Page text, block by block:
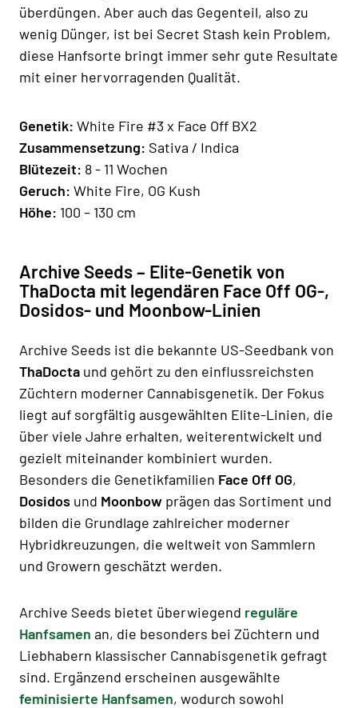
überdüngen. Aber auch das Gegenteil, also zu
wenig Dünger, ist bei Secret Stash kein Problem,
diese Hanfsorte bringt immer sehr gute Resultate
mit einer hervorragenden Qualität.
Genetik: White Fire #3 x Face Off BX2
Zusammensetzung: Sativa / Indica
Blütezeit: 8 - 11 Wochen
Geruch: White Fire, OG Kush
Höhe: 100 – 130 cm
Archive Seeds – Elite-Genetik von
ThaDocta mit legendären Face Off OG-,
Dosidos- und Moonbow-Linien
Archive Seeds ist die bekannte US-Seedbank von
ThaDocta und gehört zu den einflussreichsten
Züchtern moderner Cannabisgenetik. Der Fokus
liegt auf sorgfältig ausgewählten Elite-Linien, die
über viele Jahre erhalten, weiterentwickelt und
gezielt miteinander kombiniert wurden.
Besonders die Genetikfamilien Face Off OG,
Dosidos und Moonbow prägen das Sortiment und
bilden die Grundlage zahlreicher moderner
Hybridkreuzungen, die weltweit von Sammlern
und Growern geschätzt werden.
Archive Seeds bietet überwiegend reguläre
Hanfsamen an, die besonders bei Züchtern und
Liebhabern klassischer Cannabisgenetik gefragt
sind. Ergänzend erscheinen ausgewählte
feminisierte Hanfsamen, wodurch sowohl